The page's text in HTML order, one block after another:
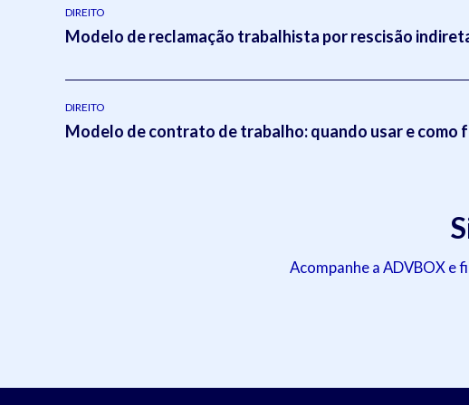
DIREITO
Modelo de reclamação trabalhista por rescisão
DIREITO
Modelo de contrato de trabalho: quando usar e como
Acompanhe a ADVBOX e